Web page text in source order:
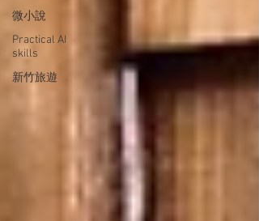
微小說
Practical AI
skills
新竹旅遊